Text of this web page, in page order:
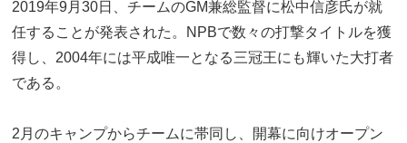
2019年9月30日、チームのGM兼総監督に松中信彦氏が就
任することが発表された。NPBで数々の打撃タイトルを獲
得し、2004年には平成唯一となる三冠王にも輝いた大打者
である。
2月のキャンプからチームに帯同し、開幕に向けオープン